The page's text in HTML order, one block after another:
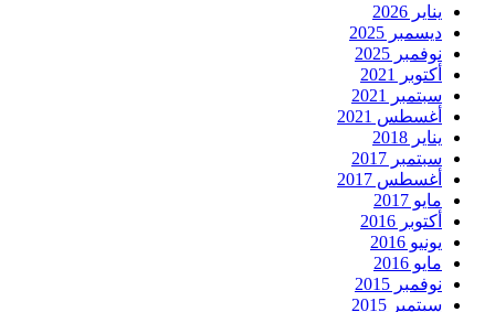
يناير 2026
ديسمبر 2025
نوفمبر 2025
أكتوبر 2021
سبتمبر 2021
أغسطس 2021
يناير 2018
سبتمبر 2017
أغسطس 2017
مايو 2017
أكتوبر 2016
يونيو 2016
مايو 2016
نوفمبر 2015
سبتمبر 2015